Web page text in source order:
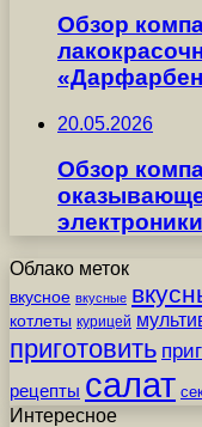
Обзор
20.05.2026
Обзор
электроники
Облако меток
вкусное вкусные
котлеты курицей
приготовить
рецепты салат
Интересное